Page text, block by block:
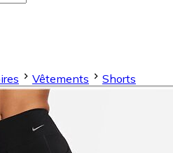
Vêtements Shorts